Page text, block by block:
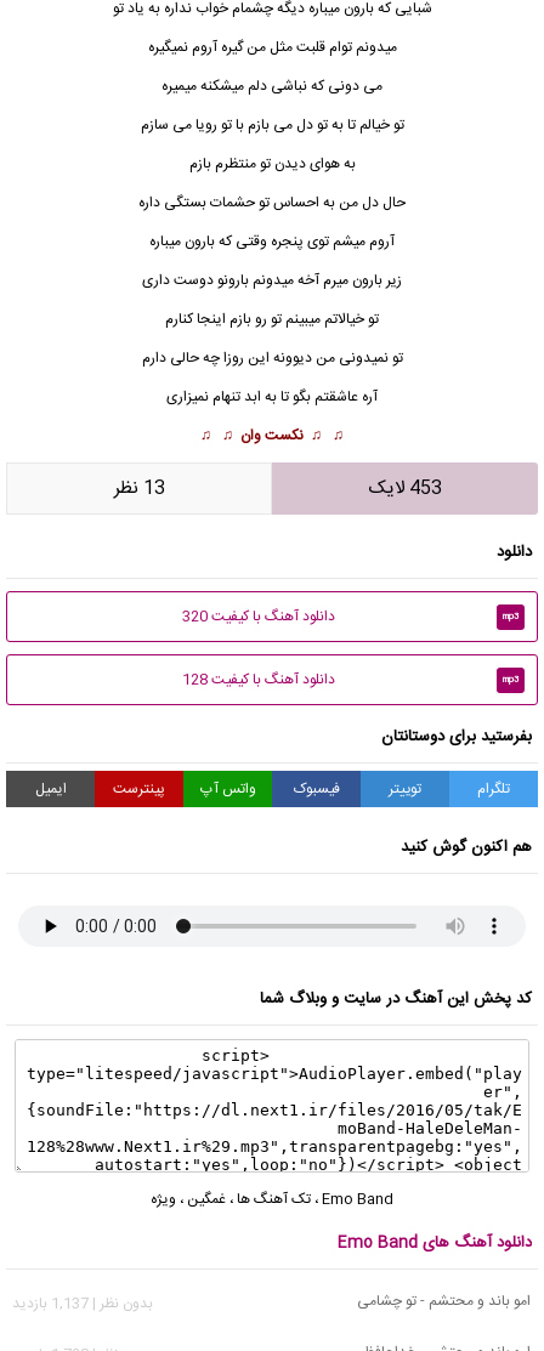
شبایی که بارون میباره دیگه چشمام خواب نداره به یاد تو
میدونم توام قلبت مثل من گیره آروم نمیگیره
می دونی که نباشی دلم میشکنه میمیره
تو خیالم تا به تو دل می بازم با تو رویا می سازم
به هوای دیدن تو منتظرم بازم
حال دل من به احساس تو حشمات بستگی داره
آروم میشم توی پنجره وقتی که بارون میباره
زیر بارون میرم آخه میدونم بارونو دوست داری
تو خیالاتم میبینم تو رو بازم اینجا کنارم
تو نمیدونی من دیوونه این روزا چه حالی دارم
آره عاشقتم بگو تا به ابد تنهام نمیزاری
♫ ♫ نکست وان ♫ ♫
453 لایک 13 نظر
دانلود
mp3 دانلود آهنگ با کیفیت 320
mp3 دانلود آهنگ با کیفیت 128
بفرستید برای دوستانتان
تلگرام توییتر فیسبوک واتس آپ پینترست ایمیل
هم اکنون گوش کنید
کد پخش این آهنگ در سایت و وبلاگ شما
Emo Band، تک آهنگ ها، غمگین ، ویژه
دانلود آهنگ های Emo Band
امو باند و محتشم - تو چشامی
بدون نظر | 1,137 بازدید